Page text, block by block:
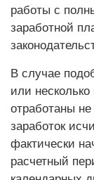
работы с
заработной
В случае
или
отработаны
заработок
фактически
расчетный